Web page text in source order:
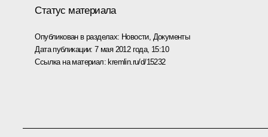
Статус материала
Опубликован в разделах: Новости, Документы
Дата публикации:7 мая 2012 года, 15:10
Ссылка на материал: kremlin.ru/d/15232